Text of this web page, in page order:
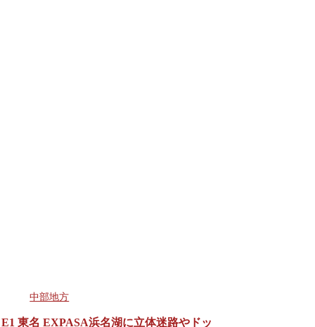
中部地方
E1 東名 EXPASA浜名湖に立体迷路やドッ